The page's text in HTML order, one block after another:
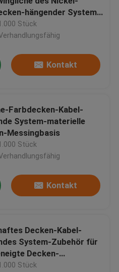
hängender System-
Stück
Kontakt
Farbdecken-Kabel-
System-materielle
Messingbasis
Stück
Kontakt
Decken-Kabel-
System-Zubehör für
Decken-
Stück